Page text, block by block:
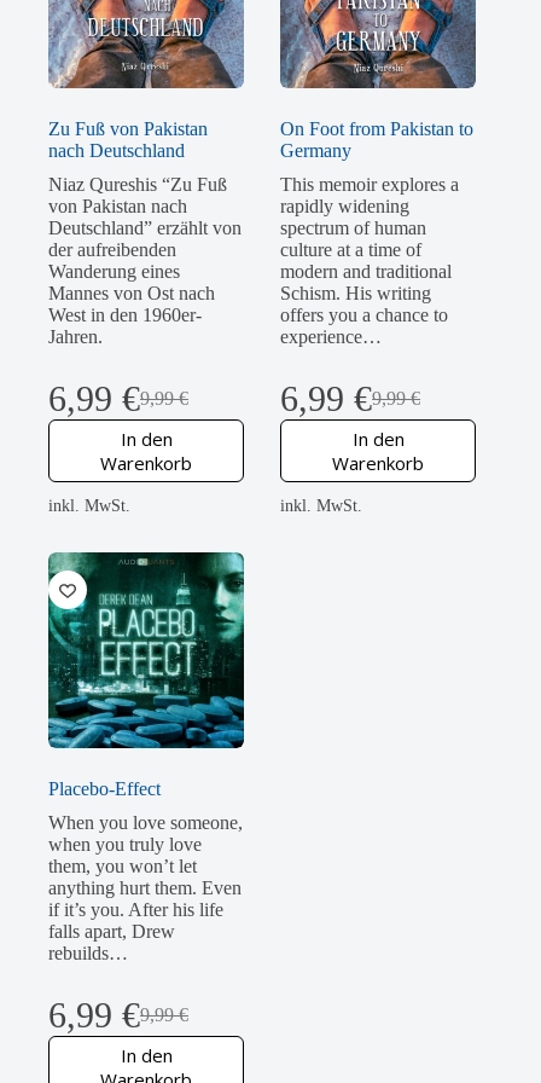
Zu Fuß von Pakistan
nach Deutschland
Niaz Qureshis “Zu Fuß
von Pakistan nach
Deutschland” erzählt von
der aufreibenden
Wanderung eines
Mannes von Ost nach
West in den 1960er-
Jahren.
9,99€
Ursprünglicher
Preis
war:
9,99 €
6,99 €
Aktueller
Preis
ist:
6,99 €.
In den
Warenkorb
inkl. MwSt.
On Foot from Pakistan to
Germany
This memoir explores a
rapidly widening
spectrum of human
culture at a time of
modern and traditional
Schism. His writing
offers you a chance to
experience…
9,99€
Ursprünglicher
Preis
war:
9,99 €
6,99€
Aktueller
Preis
ist:
6,99 €.
In den
Warenkorb
inkl. MwSt.
Placebo-Effect
When you love someone,
when you truly love
them, you won’t let
anything hurt them. Even
if it’s you. After his life
falls apart, Drew
rebuilds…
9,99€
Ursprünglicher
Preis
war:
6,99 €
Aktueller
Preis
ist:
In den